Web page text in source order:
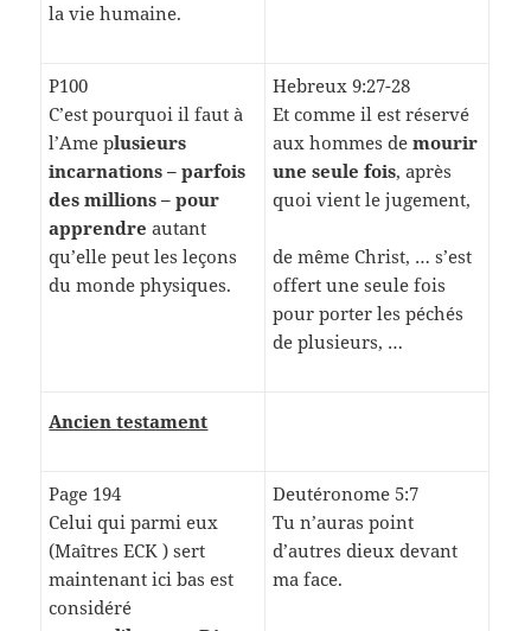
la vie humaine.
P100
C’est pourquoi il faut à
l’Ame plusieurs
incarnations – parfois
des millions – pour
apprendre autant
qu’elle peut les leçons
du monde physiques.
Hebreux 9:27-28
Et comme il est réservé
aux hommes demourir
une seule fois, après
quoi vient le jugement,
de même Christ, … s’est
offert une seule fois
pour porter les péchés
de plusieurs, …
Ancien testament
Page 194
Celui qui parmi eux
(Maîtres ECK ) sert
maintenant ici bas est
considéré
Deutéronome 5:7
Tu n’auras point
d’autres dieux devant
ma face.